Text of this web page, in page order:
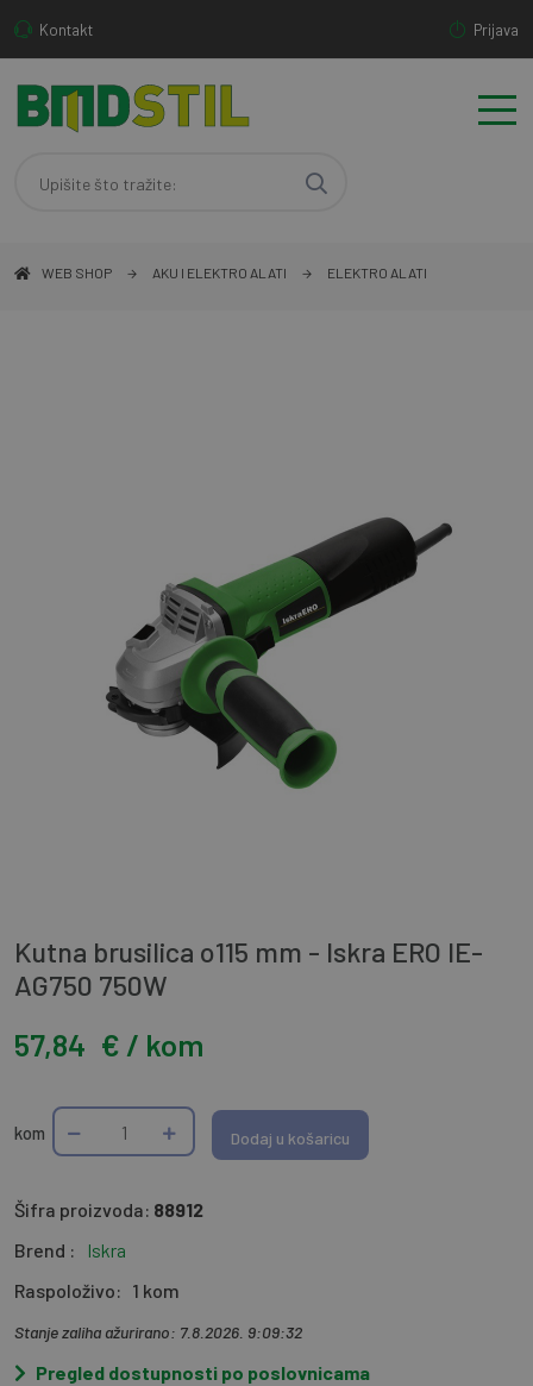
Kontakt Prijava
WEB SHOP AKU I ELEKTRO ALATI ELEKTRO ALATI
Kutna brusilica o115 mm - Iskra ERO IE-
AG750 750W
57,84 € / kom
kom Dodaj u košaricu
Šifra proizvoda: 88912
Brend :
Iskra
Raspoloživo: 1 kom
Stanje zaliha ažurirano: 7.8.2026. 9:09:32
Pregled dostupnosti po poslovnicama